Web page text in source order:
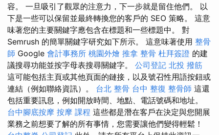
容。 一旦吸引了觀眾的注意力，下一步就是留住他們。 以
下是一些可以保留並最終轉換您的客戶的 SEO 策略。 這意
味著您的主要關鍵字應包含在標題和一些標題中。 對
Semrush 的簡單關鍵字研究如下所示。 這意味著使用 整骨
師 Google 會計事務所 桃園外燴 推拿 整骨 杜拜簽證 的建
議搜尋功能並按字母表搜尋關鍵字。 公司登記 北投 撥筋
這可能包括主頁或其他頁面的鏈接，以及號召性用語按鈕或
連結（例如聯絡資訊）。 台北 整骨 台中 整復 整骨師 這還
包括重要訊息，例如開放時間、地點、電話號碼和地址。
台中腳底按摩 按摩 課程 這些都是潛在客戶在決定與您開展
業務之前想要了解的所有事情，您需要讓他們變得輕鬆！